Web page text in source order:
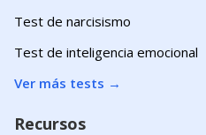
Test de narcisismo
Test de inteligencia emocional
Ver más tests →
Recursos